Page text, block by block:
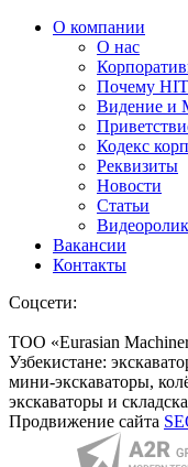
О компании
О нас
Почему
Видение и
Кодекс
Реквизиты
Новости
Статьи
Вакансии
Контакты
Соцсети:
ТОО «Eurasian
Узбекистане:
мини-экскаваторы,
экскаваторы и
Продвижение сайта